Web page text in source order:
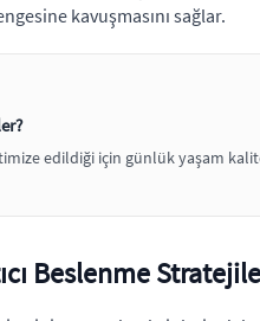
kavuşmasını sağlar.
edildiği için günlük yaşam
Beslenme